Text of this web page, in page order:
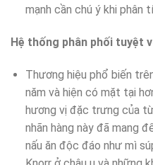
mạnh cần chú ý khi phân
Hệ thống phân phối tuyệt
Thương hiệu phổ biến
năm và hiện có mặt tại
hương vị đặc trưng của
nhãn hàng này đã mang
nấu ăn độc đáo như mì